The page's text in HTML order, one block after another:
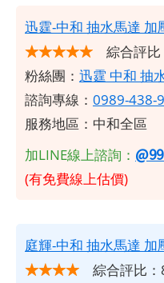
迅霆-中和 抽水馬達 加
★★★★★ 綜合評比
粉絲團： 迅霆 中和 抽
諮詢專線： 0989-438-
服務地區：中和全區
加LINE線上諮詢：
(有免費線上估價)
庭輝-中和 抽水馬達 加
★★★★ 綜合評比：